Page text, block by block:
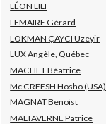
LÉON LILI
LEMAIRE Gérard
LOKMAN ÇAYCI Üzeyir
LUX Angèle, Québec
MACHET Béatrice
Mc CREESH Hosho (USA)
MAGNAT Benoist
MALTAVERNE Patrice